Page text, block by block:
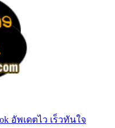
อัพเดตไว เร็วทันใจ